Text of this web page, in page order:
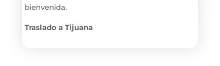
bienvenida.
Traslado a Tijuana